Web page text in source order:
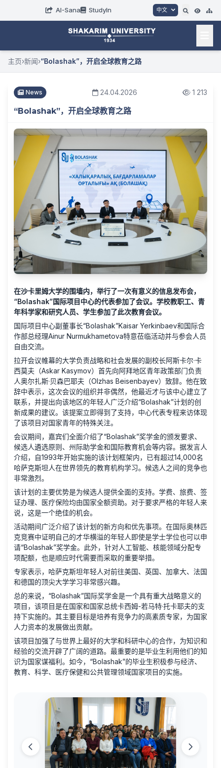
AI-Sana StudyIn 中文
主页›新闻›“Bolashak”，开启全球教育之路
News 24.04.2026 1 213
“Bolashak”，开启全球教育之路
在沙卡里姆大学的围墙内，举行了一次有意义的信息发布会，
“Bolashak”国际项目中心的代表参加了会议。学校教职工、青
年科学家和研究人员、学生参加了此次教育会议。
国际项目中心副董事长“Bolashak”Kaisar Yerkinbaev和国际合
作部总经理Ainur Nurmukhametova特意莅临活动并与参会人员
自由交流。
拉开会议帷幕的大学负责战略和社会发展的副校长阿斯卡尔·卡
西莫夫（Askar Kasymov）首先向阿拜地区青年政策部门负责
人奥尔扎斯·贝森巴耶夫（Olzhas Beisenbayev）致辞。他在致
辞中表示，这次会议的组织并非偶然，他最近才与该中心建立了
联系，并提出向该地区的年轻人广泛介绍“Bolashak”计划的创
新成果的建议。该提案立即得到了支持，中心代表专程来访体现
了该项目对国家青年的特殊关注。
会议期间，嘉宾们全面介绍了“Bolashak”奖学金的颁发要求、
候选人遴选原则、州际助学金和国际教育机会等内容。据发言人
介绍，自1993年开始实施的该计划框架内，已有超过14,000名
哈萨克斯坦人在世界领先的教育机构学习。候选人之间的竞争也
非常激烈。
该计划的主要优势是为候选人提供全面的支持。学费、旅费、签
证办理、医疗保险均由国家全额资助。对于要求严格的年轻人来
说，这是一个绝佳的机会。
活动期间广泛介绍了该计划的新方向和优先事项。在国际奥林匹
克竞赛中证明自己的才华横溢的年轻人即使是学士学位也可以申
请“Bolashak”奖学金。此外，针对人工智能、核能领域分配专
项配额，也是顺应时代需要而采取的重要举措。
专家表示，哈萨克斯坦年轻人对前往美国、英国、加拿大、法国
和德国的顶尖大学学习非常感兴趣。
总的来说，“Bolashak”国际奖学金是一个具有重大战略意义的
项目，该项目是在国家和国家总统卡西姆-若马特·托卡耶夫的支
持下实施的。其主要目标是培养有竞争力的高素质专家，为国家
人力资本的发展做出贡献。
该项目加强了与世界上最好的大学和科研中心的合作，为知识和
经验的交流开辟了广阔的道路。最重要的是毕业生利用他们的知
识为国家谋福利。如今，“Bolashak”的毕业生积极参与经济、
教育、科学、医疗保健和公共管理领域国家项目的实施。